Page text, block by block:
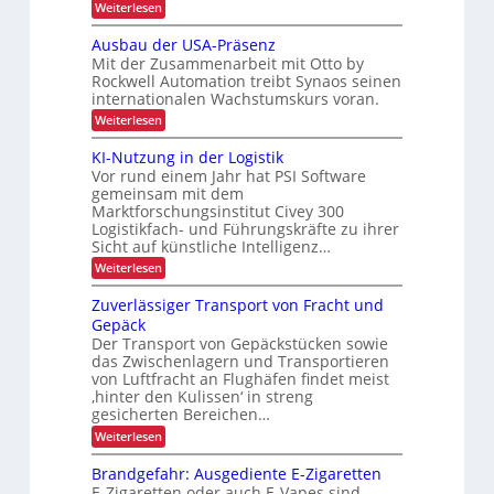
f
e
z
i
s
i
o
n
i
m
i
n
n
e
r
b
e
r
i
e
b
l
i
c
h
h
e
i
t
d
u
r
c
h
L
E
D
-
P
r
j
e
k
t
i
o
n
l
i
e
f
e
r
u
n
g
d
a
n
k
A
i
m
t
e
D
I
x
Weiterlesen:
A
u
t
o
m
a
t
i
s
i
e
r
t
e
s
P
a
l
e
t
e
n
m
a
n
a
g
e
m
e
Ausbau der USA-Präsenz
Mit der Zusammenarbeit mit Otto by
Rockwell Automation treibt Synaos seinen
internationalen Wachstumskurs voran.
Weiterlesen:
A
s
b
a
u
d
e
r
U
S
A
r
ä
s
e
n
z
KI-Nutzung in der Logistik
Vor rund einem Jahr hat PSI Software
gemeinsam mit dem
Marktforschungsinstitut Civey 300
Logistikfach- und Führungskräfte zu ihrer
Sicht auf künstliche Intelligenz…
Weiterlesen:
K
I
-
u
t
z
u
n
g
i
n
d
e
Zuverlässiger Transport von Fracht und
Gepäck
Der Transport von Gepäckstücken sowie
das Zwischenlagern und Transportieren
von Luftfracht an Flughäfen findet meist
‚hinter den Kulissen‘ in streng
gesicherten Bereichen…
Weiterlesen:
Z
u
v
Brandgefahr: Ausgediente E-Zigaretten